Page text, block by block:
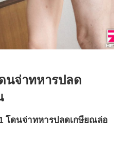
นจ่าทหารปลด
โดนจ่าทหารปลดเกษียณล่อ